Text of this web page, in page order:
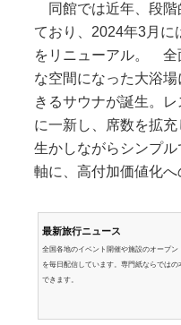
同館では近年、段階
ており、2024年3月に
をリニューアル。 全
な空間になった大浴
きるサウナが誕生。
に一新し、席数を拡
生かしながらシンプ
軸に、高付加価値化へ
最新旅行ニュース
全国各地のイベント開催や施設のオープ
を毎日配信しています。専門紙ならでは
できます。